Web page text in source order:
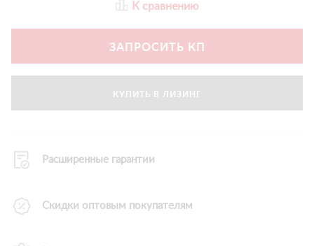
К сравнению
ЗАПРОСИТЬ КП
КУПИТЬ В ЛИЗИНГ
Расширенные гарантии
Скидки оптовым покупателям